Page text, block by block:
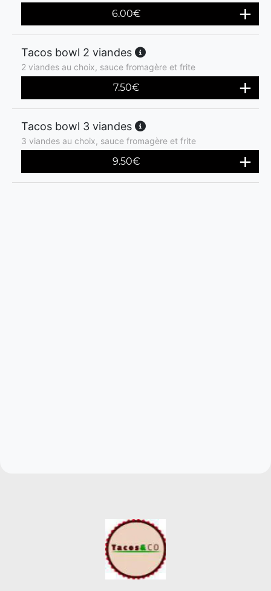
6.00€
Tacos bowl 2 viandes
2 viandes au choix, sauce fromagère et frite
7.50€
Tacos bowl 3 viandes
3 viandes au choix, sauce fromagère et frite
9.50€